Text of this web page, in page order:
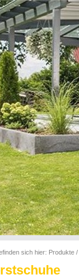
sich hier: Produkte /